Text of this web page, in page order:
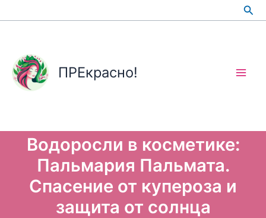
к
ПРЕкрасно!
Водоросли в косметике:
Пальмария Пальмата.
Спасение от купероза и
защита от солнца